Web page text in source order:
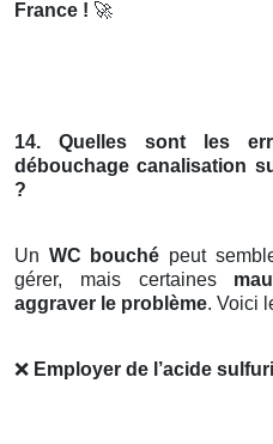
France ! 🚀
14. Quelles sont les
débouchage canalisation
?
Un WC bouché peut
gérer, mais certaines
aggraver le problème. Voici
❌ Employer de l’acide